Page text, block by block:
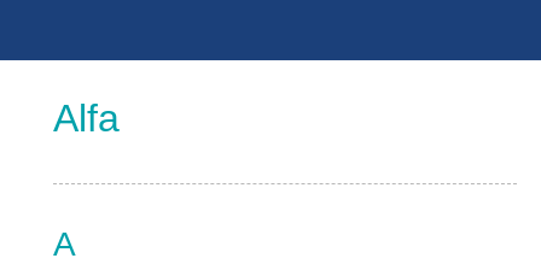
Alfa
A